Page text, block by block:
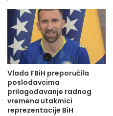
i
a
a
n
a
v
o
d
a
i
a
B
o
s
n
i
i
H
Vlada FBiH preporučila
poslodavcima
prilagođavanje radnog
vremena utakmici
reprezentacije BiH